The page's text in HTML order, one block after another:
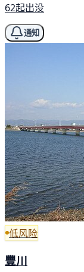
62起出没
通知
低风险
豐川